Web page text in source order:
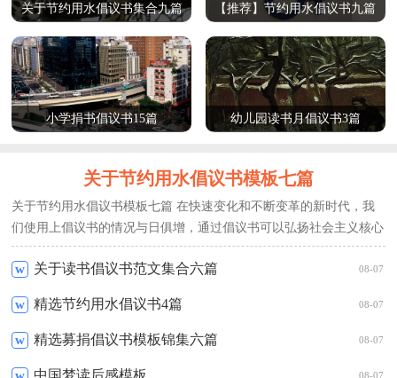
关于节约用水倡议书集合九篇 【推荐】节约用水倡议书九篇
小学捐书倡议书15篇 幼儿园读书月倡议书3篇
关于节约用水倡议书模板七篇
关于节约用水倡议书模板七篇 在快速变化和不断变革的新时代，我
们使用上倡议书的情况与日俱增，通过倡议书可以弘扬社会主义核心
价值观，梳理具...
[查看更多]
w 关于读书倡议书范文集合六篇 08-07
w 精选节约用水倡议书4篇 08-07
w 精选募捐倡议书模板锦集六篇 08-07
w 中国梦读后感模板 08-07